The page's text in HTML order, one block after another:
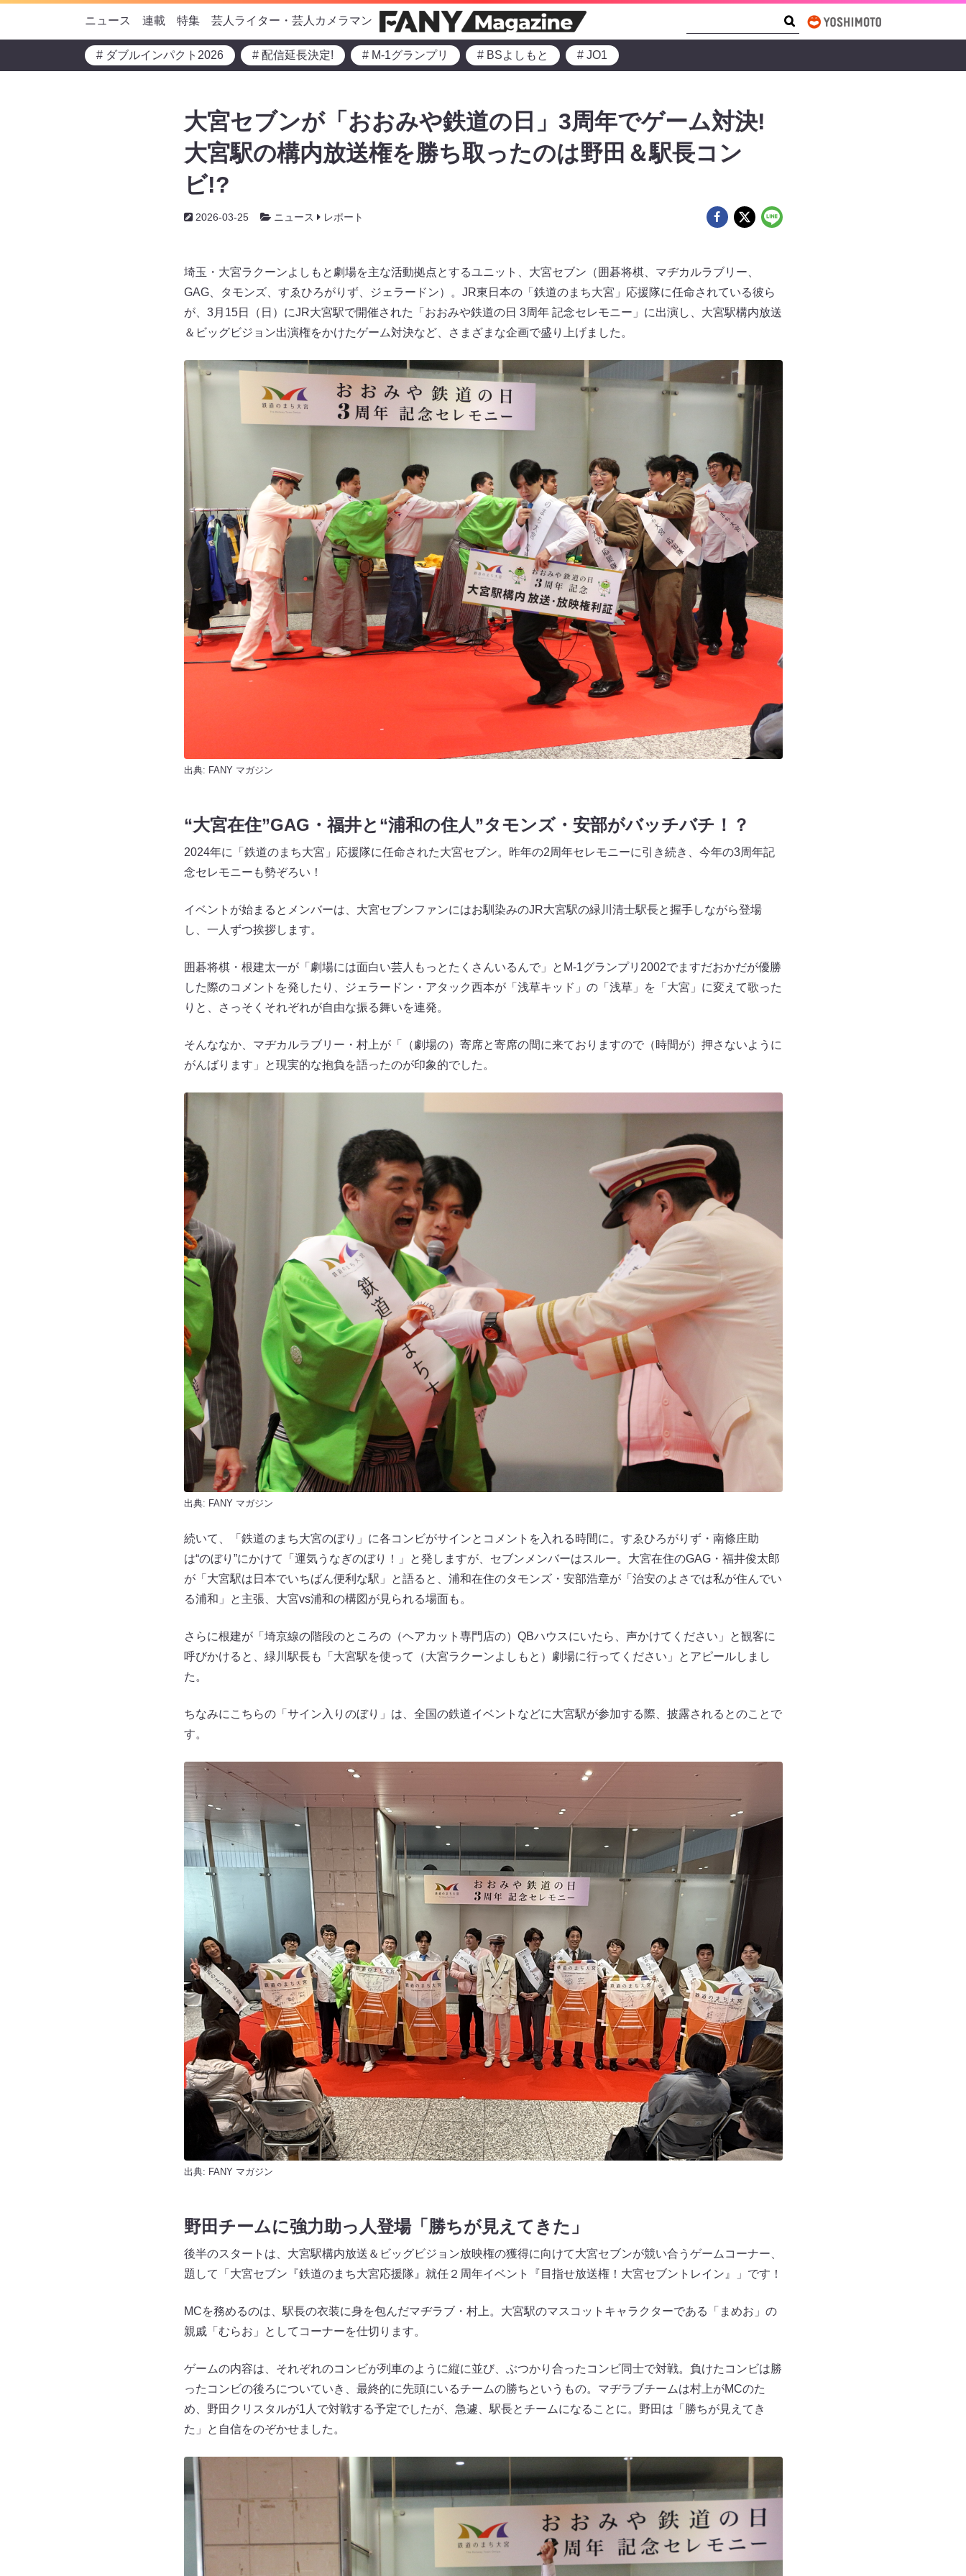
ニュース 連載 特集 芸人ライター・芸人カメラマン
# ダブルインパクト2026 # 配信延長決定! # M-1グランプリ # BSよしもと # JO1
大宮セブンが「おおみや鉄道の日」3周年でゲーム対決!
大宮駅の構内放送権を勝ち取ったのは野田＆駅長コン
ビ!?
2026-03-25 ニュース レポート
埼玉・大宮ラクーンよしもと劇場を主な活動拠点とするユニット、大宮セブン（囲碁将棋、マヂカルラブリー、
GAG、タモンズ、すゑひろがりず、ジェラードン）。JR東日本の「鉄道のまち大宮」応援隊に任命されている彼ら
が、3月15日（日）にJR大宮駅で開催された「おおみや鉄道の日 3周年 記念セレモニー」に出演し、大宮駅構内放送
＆ビッグビジョン出演権をかけたゲーム対決など、さまざまな企画で盛り上げました。
出典: FANY マガジン
“大宮在住”GAG・福井と“浦和の住人”タモンズ・安部がバッチバチ！？
2024年に「鉄道のまち大宮」応援隊に任命された大宮セブン。昨年の2周年セレモニーに引き続き、今年の3周年記
念セレモニーも勢ぞろい！
イベントが始まるとメンバーは、大宮セブンファンにはお馴染みのJR大宮駅の緑川清士駅長と握手しながら登場
し、一人ずつ挨拶します。
囲碁将棋・根建太一が「劇場には面白い芸人もっとたくさんいるんで」とM-1グランプリ2002でますだおかだが優勝
した際のコメントを発したり、ジェラードン・アタック西本が「浅草キッド」の「浅草」を「大宮」に変えて歌った
りと、さっそくそれぞれが自由な振る舞いを連発。
そんななか、マヂカルラブリー・村上が「（劇場の）寄席と寄席の間に来ておりますので（時間が）押さないように
がんばります」と現実的な抱負を語ったのが印象的でした。
出典: FANY マガジン
続いて、「鉄道のまち大宮のぼり」に各コンビがサインとコメントを入れる時間に。すゑひろがりず・南條庄助
は“のぼり”にかけて「運気うなぎのぼり！」と発しますが、セブンメンバーはスルー。大宮在住のGAG・福井俊太郎
が「大宮駅は日本でいちばん便利な駅」と語ると、浦和在住のタモンズ・安部浩章が「治安のよさでは私が住んでい
る浦和」と主張、大宮vs浦和の構図が見られる場面も。
さらに根建が「埼京線の階段のところの（ヘアカット専門店の）QBハウスにいたら、声かけてください」と観客に
呼びかけると、緑川駅長も「大宮駅を使って（大宮ラクーンよしもと）劇場に行ってください」とアピールしまし
た。
ちなみにこちらの「サイン入りのぼり」は、全国の鉄道イベントなどに大宮駅が参加する際、披露されるとのことで
す。
出典: FANY マガジン
野田チームに強力助っ人登場「勝ちが見えてきた」
後半のスタートは、大宮駅構内放送＆ビッグビジョン放映権の獲得に向けて大宮セブンが競い合うゲームコーナー、
題して「大宮セブン『鉄道のまち大宮応援隊』就任２周年イベント『目指せ放送権！大宮セブントレイン』」です！
MCを務めるのは、駅長の衣装に身を包んだマヂラブ・村上。大宮駅のマスコットキャラクターである「まめお」の
親戚「むらお」としてコーナーを仕切ります。
ゲームの内容は、それぞれのコンビが列車のように縦に並び、ぶつかり合ったコンビ同士で対戦。負けたコンビは勝
ったコンビの後ろについていき、最終的に先頭にいるチームの勝ちというもの。マヂラブチームは村上がMCのた
め、野田クリスタルが1人で対戦する予定でしたが、急遽、駅長とチームになることに。野田は「勝ちが見えてき
た」と自信をのぞかせました。